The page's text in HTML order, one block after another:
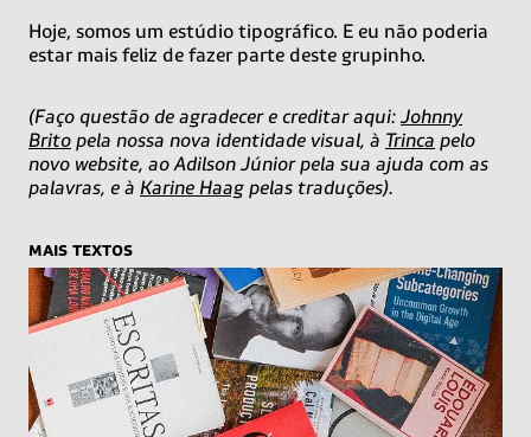
Hoje, somos um estúdio tipográfico. E eu não poderia
estar mais feliz de fazer parte deste grupinho.
(Faço questão de agradecer e creditar aqui: Johnny
Brito pela nossa nova identidade visual, à Trinca pelo
novo website, ao Adilson Júnior pela sua ajuda com as
palavras, e à Karine Haag pelas traduções).
mais textos